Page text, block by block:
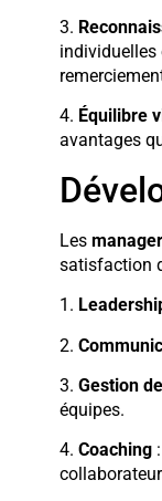
3.
individuelles
4. Équilibre
avantages
Les
satisfaction
1.
2.
3. Gestion
équipes.
4. Coaching: